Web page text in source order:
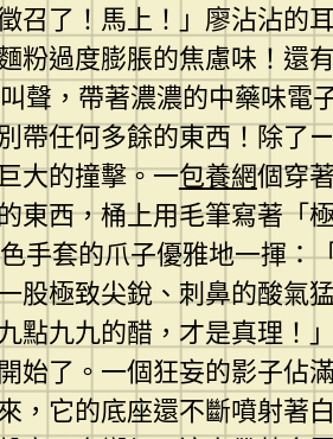
召了！馬上！」廖沾沾的
粉過度膨脹的焦慮味！還
，帶著濃濃的中藥味電
帶任何多餘的東西！除
大的撞擊。一包養網個穿
東西，桶上用毛筆寫著
套的爪子優雅地一揮：
股極致尖銳、刺鼻的酸氣
點九九的醋，才是真理！
始了。一個狂妄的影子佔
，它的底座還不斷噴射著